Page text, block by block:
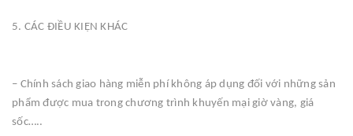
5. CÁC ĐIỀU KIỆN KHÁC
– Chính sách giao hàng miễn phí không áp dụng đối với những sản
phẩm được mua trong chương trình khuyến mại giờ vàng, giá
sốc…..